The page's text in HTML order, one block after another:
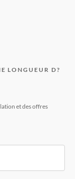
LONGUEUR D?
et des offres